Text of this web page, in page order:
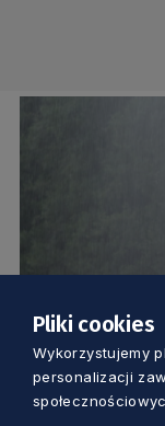
KULTURA
Pliki cookies
Wykorzystujemy
personalizacji